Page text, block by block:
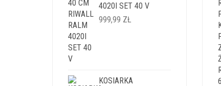
4020I SET 40 V
999,99 ZŁ
KOSIARKA